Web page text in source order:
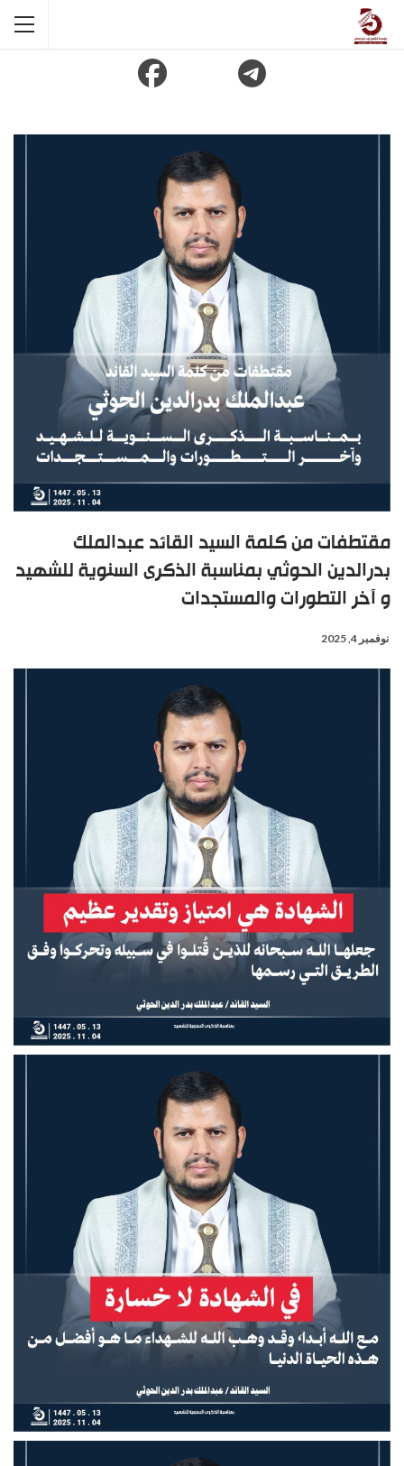
مقتطفات من كلمة السيد القائد عبدالملك
بدرالدين الحوثي بمناسبة الذكرى السنوية للشهيد
و آخر التطورات والمستجدات
نوفمبر 4, 2025